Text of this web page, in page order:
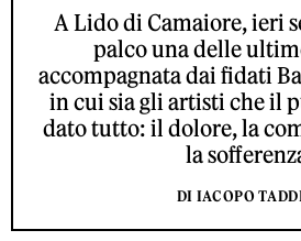
A Lido di Camaiore, ieri
palco una delle
accompagnata dai fidati
in cui sia gli artisti che il
dato tutto: il dolore, la
la
DI IACOPO